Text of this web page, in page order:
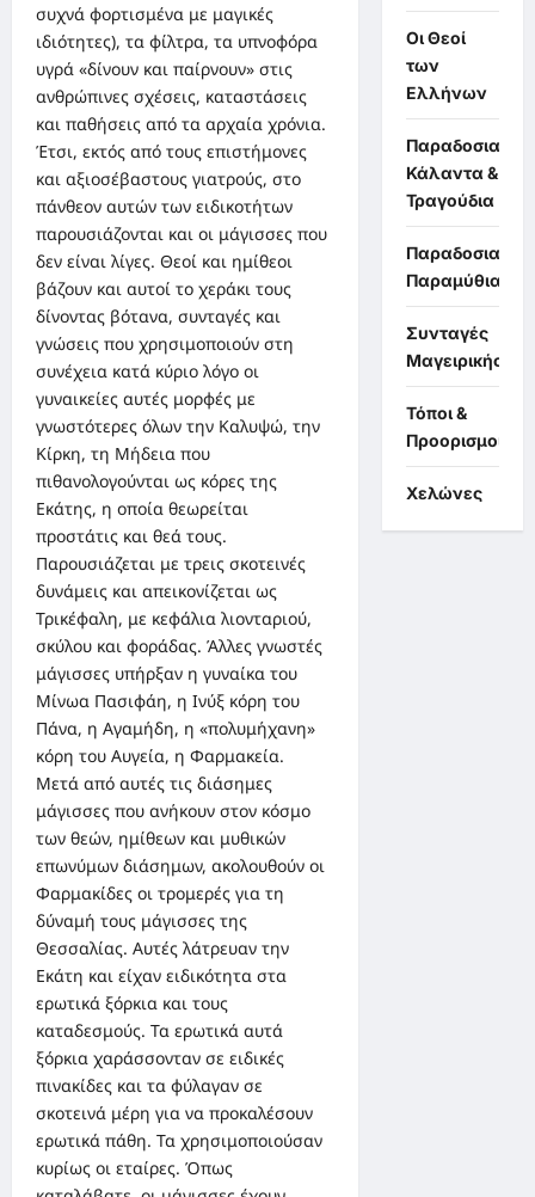
συχνά φορτισμένα με μαγικές
ιδιότητες), τα φίλτρα, τα υπνοφόρα
υγρά «δίνουν και παίρνουν» στις
ανθρώπινες σχέσεις, καταστάσεις
και παθήσεις από τα αρχαία χρόνια.
Έτσι, εκτός από τους επιστήμονες
και αξιοσέβαστους γιατρούς, στο
πάνθεον αυτών των ειδικοτήτων
παρουσιάζονται και οι μάγισσες που
δεν είναι λίγες. Θεοί και ημίθεοι
βάζουν και αυτοί το χεράκι τους
δίνοντας βότανα, συνταγές και
γνώσεις που χρησιμοποιούν στη
συνέχεια κατά κύριο λόγο οι
γυναικείες αυτές μορφές με
γνωστότερες όλων την Καλυψώ, την
Κίρκη, τη Μήδεια που
πιθανολογούνται ως κόρες της
Εκάτης, η οποία θεωρείται
προστάτις και θεά τους.
Παρουσιάζεται με τρεις σκοτεινές
δυνάμεις και απεικονίζεται ως
Τρικέφαλη, με κεφάλια λιονταριού,
σκύλου και φοράδας. Άλλες γνωστές
μάγισσες υπήρξαν η γυναίκα του
Μίνωα Πασιφάη, η Ινύξ κόρη του
Πάνα, η Αγαμήδη, η «πολυμήχανη»
κόρη του Αυγεία, η Φαρμακεία.
Μετά από αυτές τις διάσημες
μάγισσες που ανήκουν στον κόσμο
των θεών, ημίθεων και μυθικών
επωνύμων διάσημων, ακολουθούν οι
Φαρμακίδες οι τρομερές για τη
δύναμή τους μάγισσες της
Θεσσαλίας. Αυτές λάτρευαν την
Εκάτη και είχαν ειδικότητα στα
ερωτικά ξόρκια και τους
καταδεσμούς. Τα ερωτικά αυτά
ξόρκια χαράσσονταν σε ειδικές
πινακίδες και τα φύλαγαν σε
σκοτεινά μέρη για να προκαλέσουν
ερωτικά πάθη. Τα χρησιμοποιούσαν
κυρίως οι εταίρες. Όπως
Οι Θεοί
των
Ελλήνων
Παραδοσιακά
Κάλαντα &
Τραγούδια
Παραδοσιακά
Παραμύθια
Συνταγές
Μαγειρικής
Τόποι &
Προορισμοί
Χελώνες